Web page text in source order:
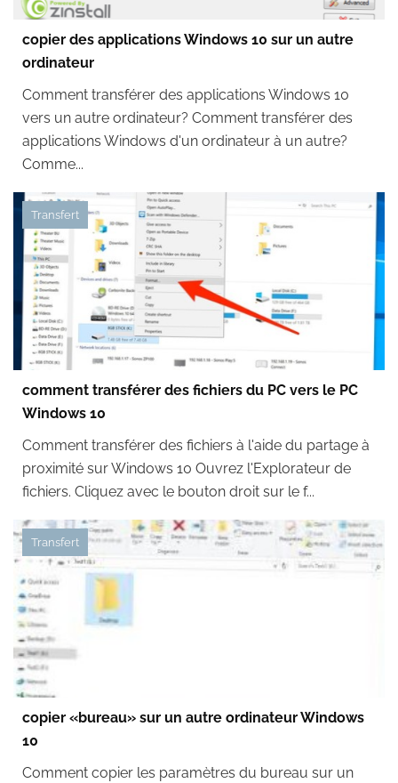
copier des applications Windows 10 sur un autre
ordinateur
Comment transférer des applications Windows 10
vers un autre ordinateur? Comment transférer des
applications Windows d'un ordinateur à un autre?
Comme...
Transfert
comment transférer des fichiers du PC vers le PC
Windows 10
Comment transférer des fichiers à l'aide du partage à
proximité sur Windows 10 Ouvrez l'Explorateur de
fichiers. Cliquez avec le bouton droit sur le f...
Transfert
copier «bureau» sur un autre ordinateur Windows
10
Comment copier les paramètres du bureau sur un